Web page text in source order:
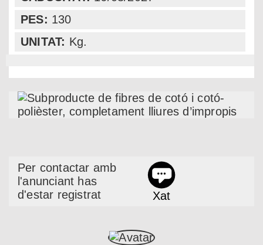
Per contactar amb
l'anunciant has
d'estar registrat
Xat
PES: 130
UNITAT: Kg.